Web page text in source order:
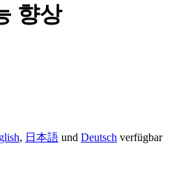
향상
, 日本語 und Deutsch verfügbar